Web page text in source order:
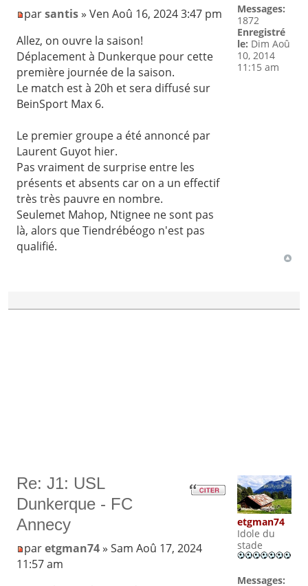
parsantis» Ven Aoû 16, 2024 3:47 pm
Allez, on ouvre la saison!
Déplacement à Dunkerque pour cette
première journée de la saison.
Le match est à 20h et sera diffusé sur
BeinSport Max 6.
Le premier groupe a été annoncé par
Laurent Guyot hier.
Pas vraiment de surprise entre les
présents et absents car on a un effectif
très très pauvre en nombre.
Seulemet Mahop, Ntignee ne sont pas
là, alors que Tiendrébéogo n'est pas
qualifié.
Messages:
1872
Enregistré
le: Dim Aoû
10, 2014
11:15 am
Re: J1: USL
Dunkerque - FC
Annecy
paretgman74» Sam Aoû 17, 2024
11:57 am
etgman74
Idole du
stade
Messages: